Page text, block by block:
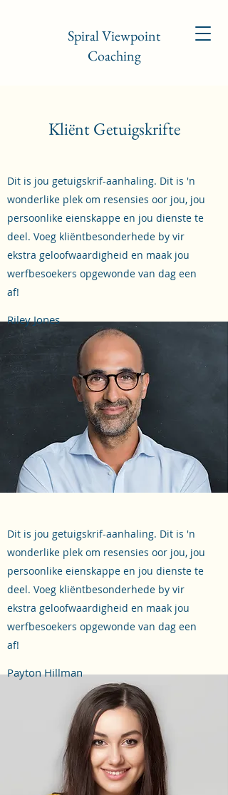
Spiral Viewpoint
Coaching
Kliënt Getuigskrifte
Dit is jou getuigskrif-aanhaling. Dit is 'n
wonderlike plek om resensies oor jou, jou
persoonlike eienskappe en jou dienste te
deel. Voeg kliëntbesonderhede by vir
ekstra geloofwaardigheid en maak jou
werfbesoekers opgewonde van dag een
af!
Riley Jones
Dit is jou getuigskrif-aanhaling. Dit is 'n
wonderlike plek om resensies oor jou, jou
persoonlike eienskappe en jou dienste te
deel. Voeg kliëntbesonderhede by vir
ekstra geloofwaardigheid en maak jou
werfbesoekers opgewonde van dag een
af!
Payton Hillman